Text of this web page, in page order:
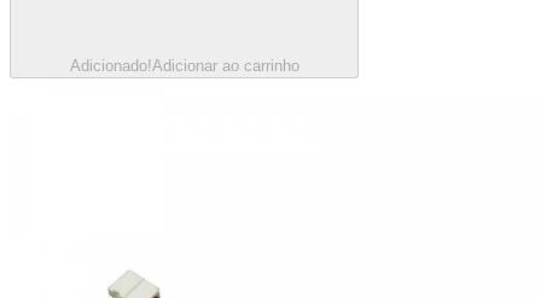
Adicionado!Adicionar ao carrinho